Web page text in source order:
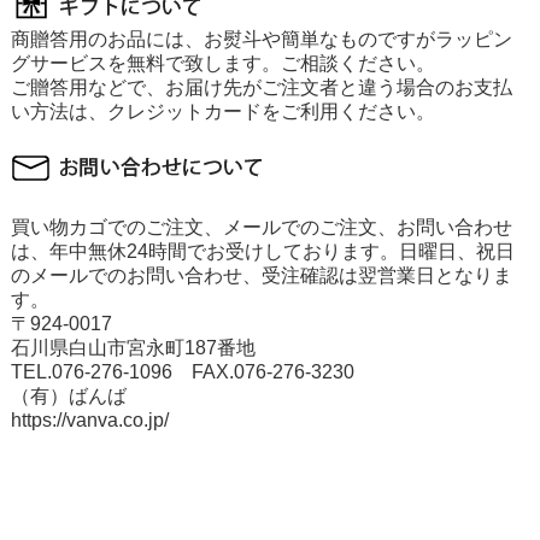
商贈答用のお品には、お熨斗や簡単なものですがラッピン
グサービスを無料で致します。ご相談ください。
ご贈答用などで、お届け先がご注文者と違う場合のお支払
い方法は、クレジットカードをご利用ください。
買い物カゴでのご注文、メールでのご注文、お問い合わせ
は、年中無休24時間でお受けしております。日曜日、祝日
のメールでのお問い合わせ、受注確認は翌営業日となりま
す。
〒924-0017
石川県白山市宮永町187番地
TEL.076-276-1096 FAX.076-276-3230
（有）ばんば
https://vanva.co.jp/